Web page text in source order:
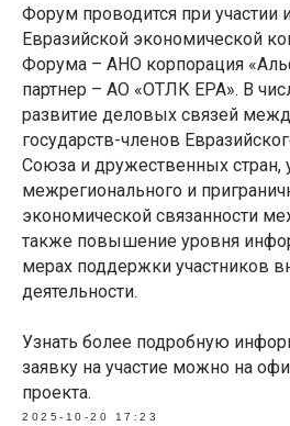
Форум проводится при участии
Евразийской экономической
Форума – АНО корпорация
партнер – АО «ОТЛК ЕРА». В
развитие деловых связей
государств-членов
Союза и дружественных стран,
межрегионального и
экономической связанности
также повышение уровня
мерах поддержки участников
деятельности.
Узнать более подробную
заявку на участие можно на
проекта.
2025-10-20 17:23